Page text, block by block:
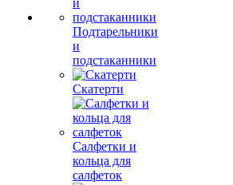
Подтарельники
и
подстаканники
Скатерти
Салфетки и
кольца для
салфеток